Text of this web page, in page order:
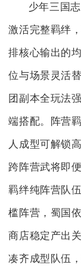
少年三国
激活完整羁绊
排核心输出的
位与场景灵活
团副本全玩法
端搭配。阵营
人成型可解锁
跨阵营武将即
羁绊纯阵营队
槛阵营，蜀国
商店稳定产出
凑齐成型队伍